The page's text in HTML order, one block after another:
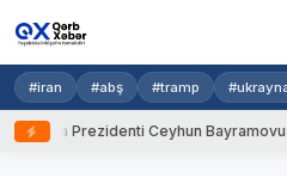
#iran #abş #tramp
Prezidenti Ceyhun Bayramovu